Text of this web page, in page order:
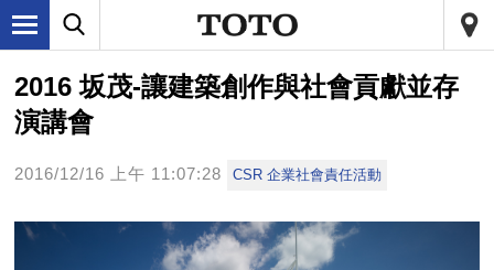
2016 坂茂-讓建築創作與社會貢獻並存
演講會
2016/12/16 上午 11:07:28 CSR 企業社會責任活動